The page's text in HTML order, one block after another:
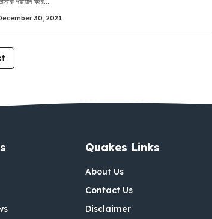
30, 2021
Quakes Links
About Us
Contact Us
Disclaimer